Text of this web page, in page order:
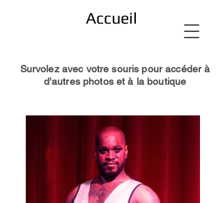
Accueil
Survolez avec votre souris pour accéder à
d'autres photos et à la boutique